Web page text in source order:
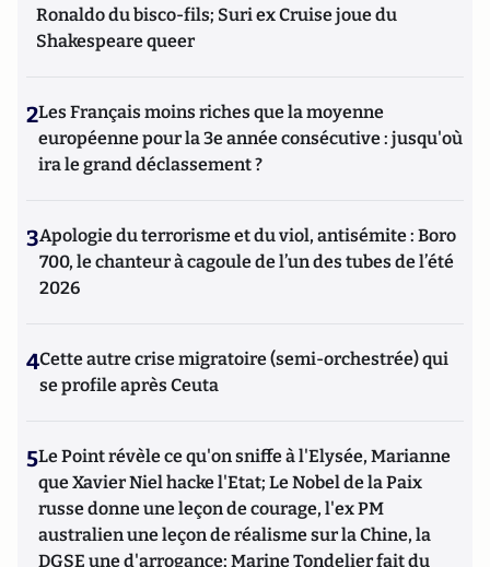
Ronaldo du bisco-fils; Suri ex Cruise joue du
Shakespeare queer
2Les Français moins riches que la moyenne
européenne pour la 3e année consécutive : jusqu'où
ira le grand déclassement ?
3Apologie du terrorisme et du viol, antisémite : Boro
700, le chanteur à cagoule de l’un des tubes de l’été
2026
4Cette autre crise migratoire (semi-orchestrée) qui
se profile après Ceuta
5Le Point révèle ce qu'on sniffe à l'Elysée, Marianne
que Xavier Niel hacke l'Etat; Le Nobel de la Paix
russe donne une leçon de courage, l'ex PM
australien une leçon de réalisme sur la Chine, la
DGSE une d'arrogance; Marine Tondelier fait du